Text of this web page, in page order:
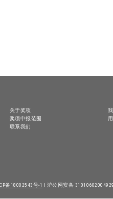
关于奖项
奖项申报范围
联系我们
备18002543号-1 | 沪公网安备